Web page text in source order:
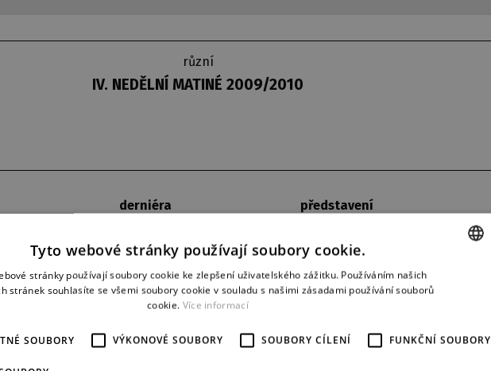
různí
IV. NEDĚLNÍ MATINÉ 2009/2010
derniéra
představení
Tyto webové stránky používají soubory cookie.
stránky používají soubory cookie ke zlepšení uživatelského zážitku. Používáním našich
stránek souhlasíte se všemi soubory cookie v souladu s našimi zásadami používání souborů
cookie. Více informací
SOUBORY VÝKONOVÉ SOUBORY SOUBORY CÍLENÍ FUNKČNÍ SOUBORY